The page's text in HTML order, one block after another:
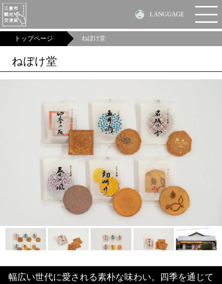
LANGUAGE
トップページ ねぼけ堂
ねぼけ堂
幅広い世代に愛される素朴な味わい。四季を通じて